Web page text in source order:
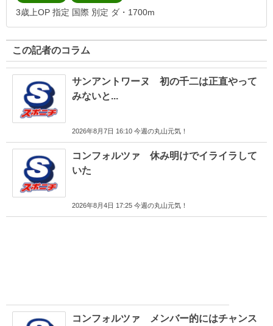
3歳上OP 指定 国際 別定 ダ・1700m
この記者のコラム
サンアントワーヌ 初の千二は正直やって
みないと...
2026年8月7日 16:10 今週の丸山元気！
コンフォルツァ 休み明けでイライラして
いた
2026年8月4日 17:25 今週の丸山元気！
コンフォルツァ メンバー的にはチャンス